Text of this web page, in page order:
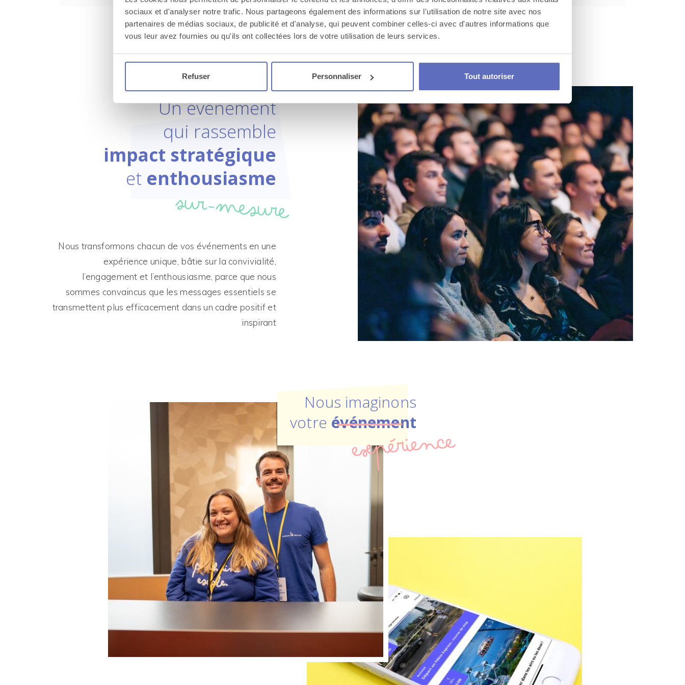
sociaux et d'analyser notre trafic. Nous partageons également des informations sur l'utilisation de notre site avec nos
partenaires de médias sociaux, de publicité et d'analyse, qui peuvent combiner celles-ci avec d'autres informations que
vous leur avez fournies ou qu'ils ont collectées lors de votre utilisation de leurs services.
Refuser Personnaliser Tout autoriser
Voir toutes les activités en
Un événement
qui rassemble
impact stratégique
et enthousiasme
sur-mesure
Nous transformons chacun de vos événements en une
expérience unique, bâtie sur la convivialité,
l’engagement et l’enthousiasme, parce que nous
sommes convaincus que les messages essentiels se
transmettent plus efficacement dans un cadre positif et
inspirant
Nous imaginons
votre événement
expérience